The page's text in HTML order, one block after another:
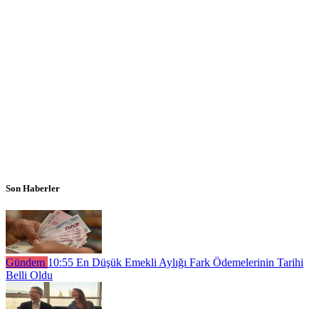
Son Haberler
Gündem 10:55 En Düşük Emekli Aylığı Fark Ödemelerinin Tarihi
Belli Oldu